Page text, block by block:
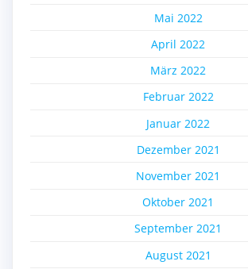
Mai 2022
April 2022
März 2022
Februar 2022
Januar 2022
Dezember 2021
November 2021
Oktober 2021
September 2021
August 2021